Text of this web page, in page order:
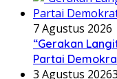
7 Agustus 2026
“Gerakan
Partai
3 Agustus 2026